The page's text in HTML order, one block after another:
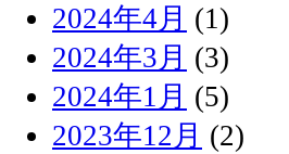
2024年4月 (1)
2024年3月 (3)
2024年1月 (5)
2023年12月 (2)